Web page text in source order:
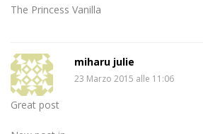
The Princess Vanilla
miharu julie
23 Marzo 2015 alle 11:06
Great post